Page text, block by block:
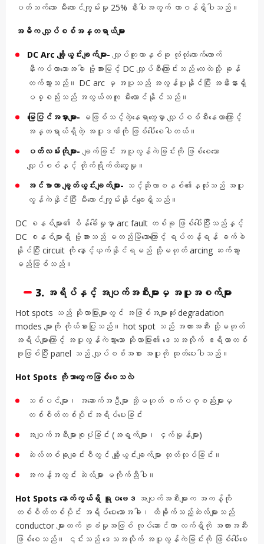
ပတ်သက်သော မီးလောင်ကျွမ်းမှု 25% နီးပါးအတွက် တာဝန်ရှိပါသည်။
အဓိက လျှပ်စစ်အန္တရာယ်များ
DC Arc ချို့ယွင်းချက်များ- လျှပ်ကူးယာနှစ်ခု လုံလုံလောက်လောက်
နီးကပ်လာသောအခါ ဗို့အားမြင့် DC လျှပ်စီးကြောင်းသည် လေထဲသို့ ခုန်
တက်သွားသည်။ DC arc မှ အပူသည် အလွန်ပူနိုင်ပြီး အနီးနားရှိ
ပစ္စည်းသည် အလွယ်တကူ မီးလောင်နိုင်သည်။
မြေပြင်အမှားများ- မဖြစ်သင့်တဲ့နေရာတွေမှာ လျှပ်စစ်စီးနေတာကြောင့်
အန္တရာယ်ရှိတဲ့ အပူဒဏ်ကို ဖြစ်ပေါ်စေပါတယ်။
ပတ်လမ်းတိုများ- ချက်ခြင်း အပူလွန်ကဲခြင်းကို ဖြစ်စေသော
လျှပ်စစ်နှင့် တိုက်ရိုက်ထိတွေ့မှု။
အင်ဗာတာ ချွတ်ယွင်းချက်များ- သင့်ဆိုလာစနစ်၏နှလုံးသည် အပူ
လွန်ကဲနိုင်ပြီး မီးလောင်ကျွမ်းနိုင်ချေရှိသည်။
DC စနစ်များ၏ စိန်ခေါ်မှုမှာ arc fault တစ်ခု ဖြစ်ပေါ်ပြီးသည်နှင့်
DC စနစ်များရှိ ဗို့အားသည် မတည်မြဲသောကြောင့် ရပ်တန့်ရန် ခက်ခဲ
နိုင်ပြီး circuit ကို နှောင့်ယှက်နိုင်ရမည် သို့မဟုတ် arcing ဆက်သွား
မည်ဖြစ်သည်။
3. အရိပ်နှင့် အပျက်အစီးများမှ အပူအစက်များ
Hot spots သည် ဆိုလာပြားများတွင် အဖြစ်အများဆုံး degradation
modes များကို ကိုယ်စားပြုသည်။ hot spot သည် အတားအဆီး သို့မဟုတ်
အရိပ်များကြောင့် အပူလွန်ကဲသွားသော ဆိုလာပြား၏ ဒေသအလိုက် ဧရိယာတစ်
ခုဖြစ်ပြီး panel သည် လျှပ်စစ်အစား အပူကို ထုတ်ပေးပါသည်။
Hot Spots ကိုဘာတွေကဖြစ်စေသလဲ
သစ်ပင်များ၊ အဆောက်အဦများ သို့မဟုတ် စက်ပစ္စည်းများမှ
တစ်စိတ်တစ်ပိုင်းအရိပ်ပေးခြင်း
အပျက်အစီးများစုပုံခြင်း (အရွက်များ၊ ငှက်မှုန်များ)
ဆဲလ်တစ်ခုချင်းစီတွင် ချို့ယွင်းချက်များ ထုတ်လုပ်ခြင်း။
အကန့်အတွင်း ဆဲလ်များ မကိုက်ညီပါ။
Hot Spots နောက်ကွယ်ရှိ ရူပဗေဒ အပျက်အစီးများက အကန့်ကို
တစ်စိတ်တစ်ပိုင်း အရိပ်ပေးသောအခါ၊ ထိခိုက်သည့်ဆဲလ်များသည်
conductor များထက် ခုခံမှုအဖြစ် လုပ်ဆောင်ကာ လက်ရှိကို အတားအဆီး
ဖြစ်စေသည်။ ၎င်းသည် ဒေသအလိုက် အပူလွန်ကဲခြင်းကို ဖြစ်ပေါ်စေ